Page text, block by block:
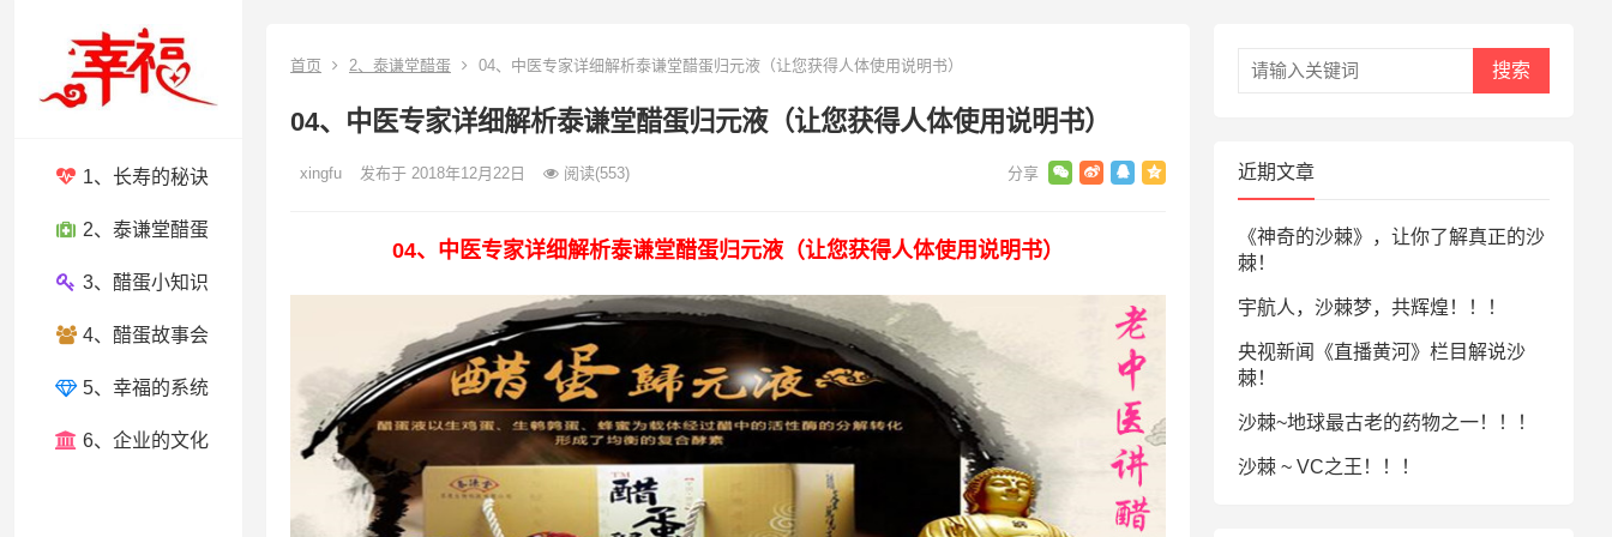
1、长寿的秘诀
2、泰谦堂醋蛋
3、醋蛋小知识
4、醋蛋故事会
5、幸福的系统
6、企业的文化
首页 2、泰谦堂醋蛋 04、中医专家详细解析泰谦堂醋蛋归元液（让您获得人体使用说明书）
04、中医专家详细解析泰谦堂醋蛋归元液（让您获得人体使用说明书）
xingfu 发布于 2018年12月22日 阅读(553)
04、中医专家详细解析泰谦堂醋蛋归元液（让您获得人体使用说明书）
搜索
近期文章
《神奇的沙棘》，让你了解真正的沙
棘！
宇航人，沙棘梦，共辉煌！！！
央视新闻《直播黄河》栏目解说沙
棘！
沙棘~地球最古老的药物之一！！！
沙棘 ~ VC之王！！！